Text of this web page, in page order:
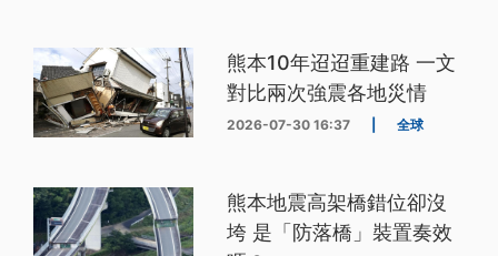
熊本10年迢迢重建路 一文
對比兩次強震各地災情
2026-07-30 16:37 全球
熊本地震高架橋錯位卻沒
垮 是「防落橋」裝置奏效